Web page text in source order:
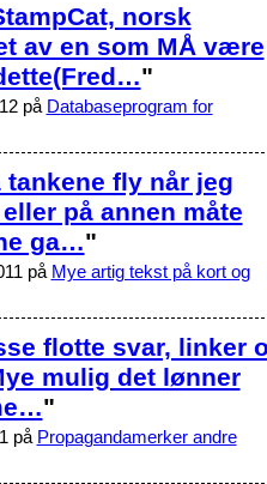
norsk
av en som MÅ være
"
på Databaseprogram for
tankene fly når jeg
på annen måte
ga…"
på Mye artig tekst på kort og
flotte svar, linker
mulig det lønner
"
på Propagandamerker andre